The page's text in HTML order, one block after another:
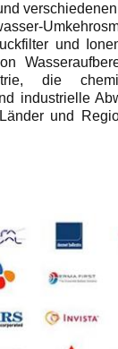
und
die
industrielle
und